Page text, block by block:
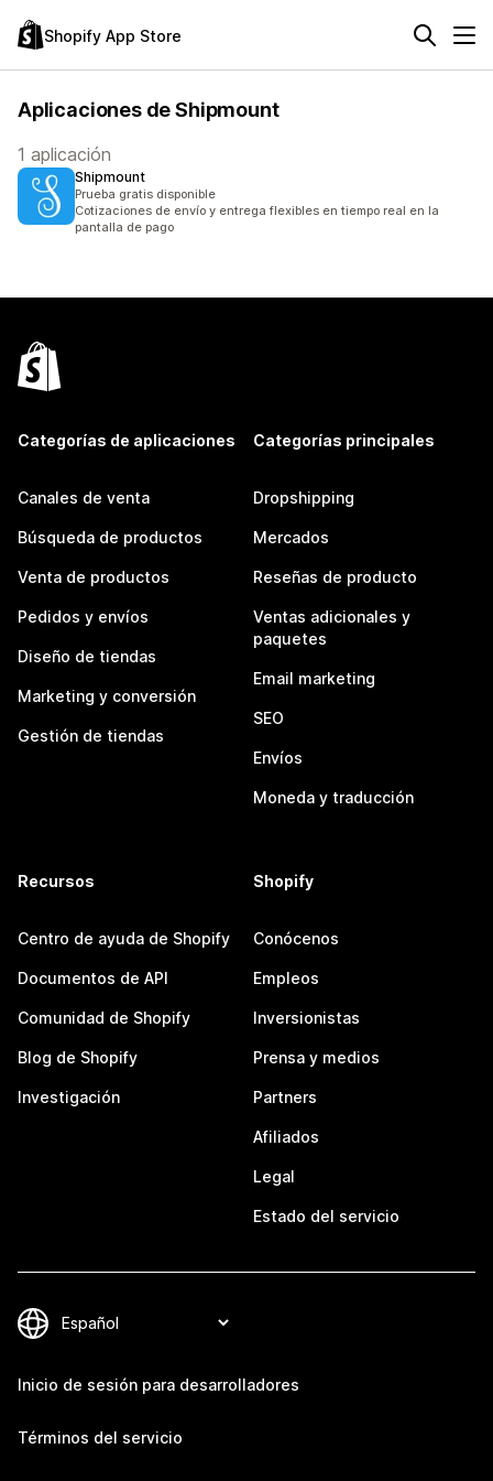
Shopify App Store
Aplicaciones de Shipmount
1 aplicación
Shipmount
Prueba gratis disponible
Cotizaciones de envío y entrega flexibles en tiempo real en la
pantalla de pago
Categorías de aplicaciones
Canales de venta
Búsqueda de productos
Venta de productos
Pedidos y envíos
Diseño de tiendas
Marketing y conversión
Gestión de tiendas
Categorías principales
Dropshipping
Mercados
Reseñas de producto
Ventas adicionales y
paquetes
Email marketing
SEO
Envíos
Moneda y traducción
Recursos
Centro de ayuda de Shopify
Documentos de API
Comunidad de Shopify
Blog de Shopify
Investigación
Shopify
Conócenos
Empleos
Inversionistas
Prensa y medios
Partners
Afiliados
Legal
Estado del servicio
Inicio de sesión para desarrolladores
Términos del servicio